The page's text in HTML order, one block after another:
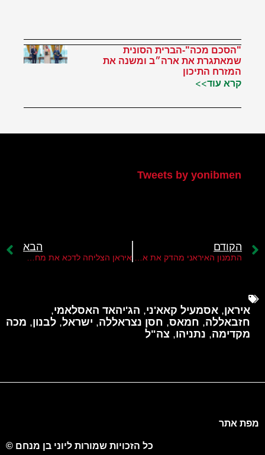
"הסכם מכה"-הברית הסונית
שמאתגרת את ארה״ב ומשנה את
המזרח התיכון
קרא עוד>>
Tweets by yonibmen
הקודם הבא
איראן, אסמעיל קאא'ני, הג'יהאד האסלאמי,
חזבאללה, חמאס, חסן נצראללה, ישראל, לבנון, מכה
מקדימה, נתניהו, צה"ל
מפת אתר
כל הזכויות שמורות ליוני בן מנחם ©